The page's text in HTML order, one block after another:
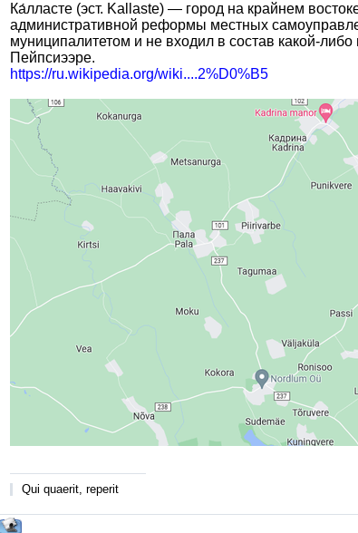
Ка́лласте (эст. Kallaste) — город на крайнем
административной реформы местных
муниципалитетом и не входил в состав какой-
Пейпсиээре.
https://ru.wikipedia.org/wiki....2%D0%B5
Qui quaerit, reperit